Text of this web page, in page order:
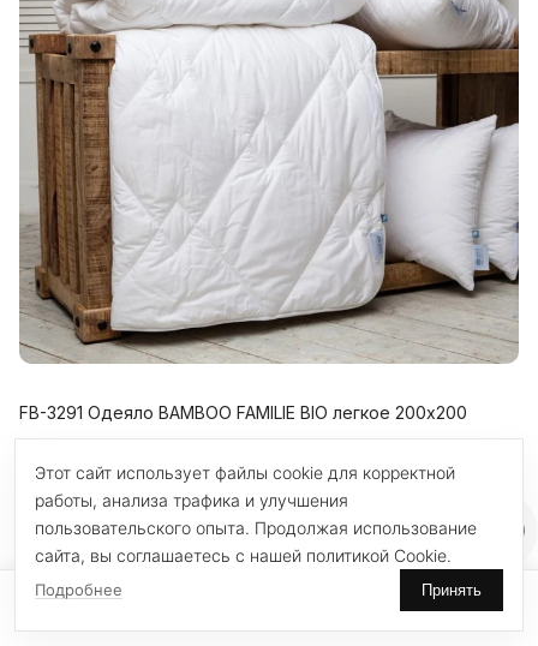
FB-3291 Одеяло BAMBOO FAMILIE BIO легкое 200х200
11 550 ₽
Этот сайт использует файлы cookie для корректной
работы, анализа трафика и улучшения
пользовательского опыта. Продолжая использование
сайта, вы соглашаетесь с нашей политикой Cookie.
Подробнее Принять